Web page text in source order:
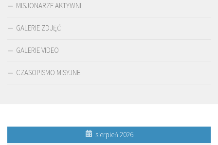
MISJONARZE AKTYWNI
GALERIE ZDJĘĆ
GALERIE VIDEO
CZASOPISMO MISYJNE
sierpień 2026